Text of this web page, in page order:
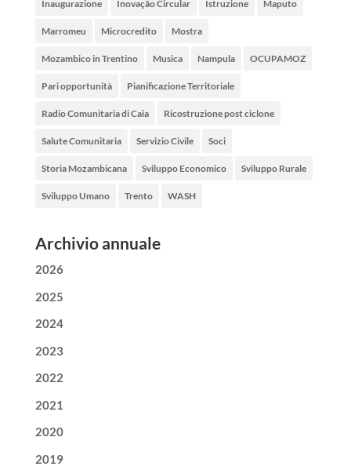
Inaugurazione Inovação Circular Istruzione Maputo
Marromeu Microcredito Mostra
Mozambico in Trentino Musica Nampula OCUPAMOZ
Pari opportunità Pianificazione Territoriale
Radio Comunitaria di Caia Ricostruzione post ciclone
Salute Comunitaria Servizio Civile Soci
Storia Mozambicana Sviluppo Economico Sviluppo Rurale
Sviluppo Umano Trento WASH
Archivio annuale
2026
2025
2024
2023
2022
2021
2020
2019